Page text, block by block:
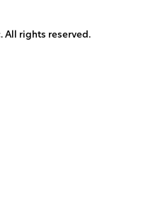
All rights reserved.